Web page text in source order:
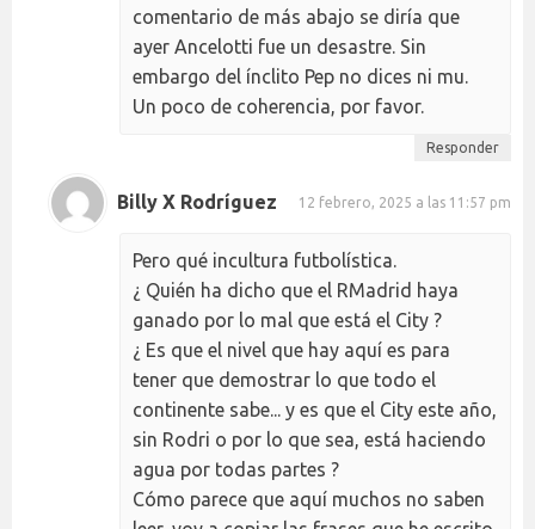
comentario de más abajo se diría que
ayer Ancelotti fue un desastre. Sin
embargo del ínclito Pep no dices ni mu.
Un poco de coherencia, por favor.
Responder
Billy X Rodríguez 12 febrero, 2025 a las 11:57 pm
Pero qué incultura futbolística.
¿ Quién ha dicho que el RMadrid haya
ganado por lo mal que está el City ?
¿ Es que el nivel que hay aquí es para
tener que demostrar lo que todo el
continente sabe... y es que el City este año,
sin Rodri o por lo que sea, está haciendo
agua por todas partes ?
Cómo parece que aquí muchos no saben